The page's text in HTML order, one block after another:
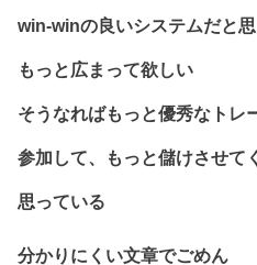
win-winの良いシステムだと
もっと広まって欲しい
そうなればもっと優秀なトレ
参加して、もっと儲けさせて
思っている
分かりにくい文章でごめん